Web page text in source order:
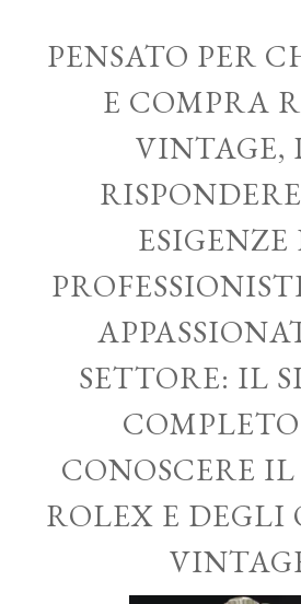
PENSATO PER
E COMPRA
VINTAGE,
ESIGENZE
SETTORE: IL
CONOSCERE
ROLEX E DEGLI